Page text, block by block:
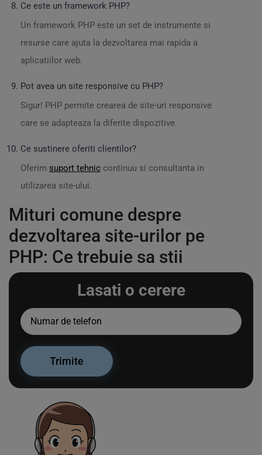
Ce este un framework PHP?
Un framework PHP este un set de instrumente si
resurse care ajuta la dezvoltarea mai rapida a
aplicatiilor web.
Pot avea un site responsive cu PHP?
Sigur! PHP permite crearea de site-uri responsive
care se adapteaza la diferite dispozitive.
Ce sustinere oferiti clientilor?
Oferim suport tehnic continuu si consultanta in
utilizarea site-ului.
Mituri comune despre
dezvoltarea site-urilor pe
PHP: Ce trebuie sa stii
Lasati o cerere